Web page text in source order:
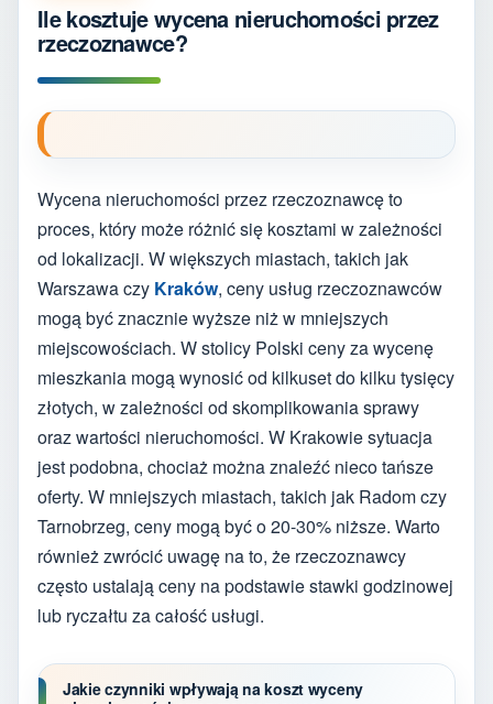
Ile kosztuje wycena nieruchomości przez
rzeczoznawce?
Wycena nieruchomości przez rzeczoznawcę to
proces, który może różnić się kosztami w zależności
od lokalizacji. W większych miastach, takich jak
Warszawa czy Kraków, ceny usług rzeczoznawców
mogą być znacznie wyższe niż w mniejszych
miejscowościach. W stolicy Polski ceny za wycenę
mieszkania mogą wynosić od kilkuset do kilku tysięcy
złotych, w zależności od skomplikowania sprawy
oraz wartości nieruchomości. W Krakowie sytuacja
jest podobna, chociaż można znaleźć nieco tańsze
oferty. W mniejszych miastach, takich jak Radom czy
Tarnobrzeg, ceny mogą być o 20-30% niższe. Warto
również zwrócić uwagę na to, że rzeczoznawcy
często ustalają ceny na podstawie stawki godzinowej
lub ryczałtu za całość usługi.
Jakie czynniki wpływają na koszt wyceny